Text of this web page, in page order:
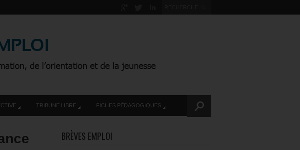
TRIBUNE LIBRE FICHES PÉDAGOGIQUES
BRÈVES EMPLOI